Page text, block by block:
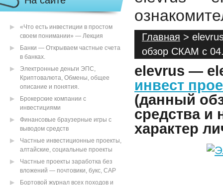
«Что есть инвестиции в простом
своем понимании» — Лекция
Банки — Открываем частные счета
в банках.
Электронные деньги ЭПС,
Криптовалюта, Обмены, общее
описание и понятия.
Брокерские компании с
инвестициями
Финансовые браузерные игры с
выводом средств
Частные инвестиционные проекты,
алтайские, социальные проекты
Частные проекты заработка без
вложений — почтовики, букс, САР
Бортовой журнал всех походов и
Главная >
обзор СКАМ с
elevrus —
инвест
(данный
средства и
характер